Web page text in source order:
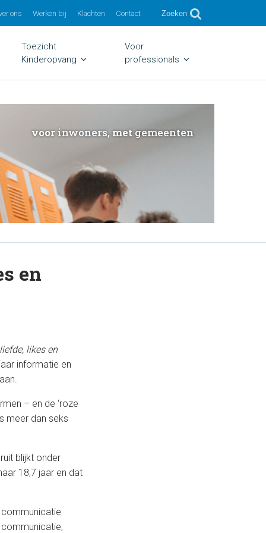
ons Werken bij Klachten Contact Zoeken
Toezicht
Kinderopvang
Voor
professionals
voor inwoners, metgemeenten
en
likes en
informatie en
– en de ‘roze
meer dan seks
blijkt onder
18,7 jaar en dat